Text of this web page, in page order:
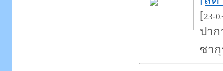
[23-
ปาก
ซากุ